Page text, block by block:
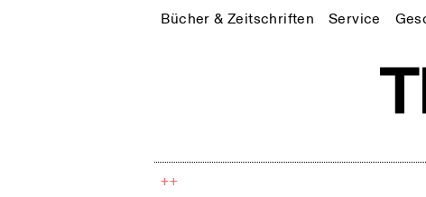
Bücher & Zeitschriften Service
++